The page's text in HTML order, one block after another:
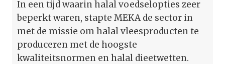
In een tijd waarin halal voedselopties zeer
beperkt waren, stapte MEKA de sector in
met de missie om halal vleesproducten te
produceren met de hoogste
kwaliteitsnormen en halal dieetwetten.